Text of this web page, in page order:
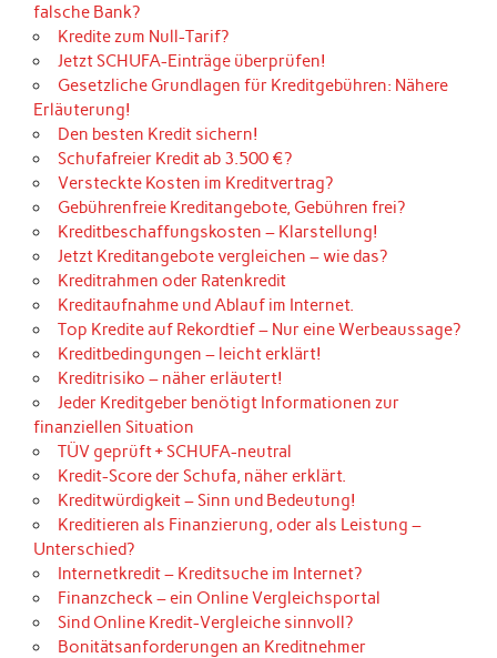
falsche Bank?
Kredite zum Null-Tarif?
Jetzt SCHUFA-Einträge überprüfen!
Gesetzliche Grundlagen für Kreditgebühren: Nähere
Erläuterung!
Den besten Kredit sichern!
Schufafreier Kredit ab 3.500 €?
Versteckte Kosten im Kreditvertrag?
Gebührenfreie Kreditangebote, Gebühren frei?
Kreditbeschaffungskosten – Klarstellung!
Jetzt Kreditangebote vergleichen – wie das?
Kreditrahmen oder Ratenkredit
Kreditaufnahme und Ablauf im Internet.
Top Kredite auf Rekordtief – Nur eine Werbeaussage?
Kreditbedingungen – leicht erklärt!
Kreditrisiko – näher erläutert!
Jeder Kreditgeber benötigt Informationen zur
finanziellen Situation
TÜV geprüft + SCHUFA-neutral
Kredit-Score der Schufa, näher erklärt.
Kreditwürdigkeit – Sinn und Bedeutung!
Kreditieren als Finanzierung, oder als Leistung –
Unterschied?
Internetkredit – Kreditsuche im Internet?
Finanzcheck – ein Online Vergleichsportal
Sind Online Kredit-Vergleiche sinnvoll?
Bonitätsanforderungen an Kreditnehmer